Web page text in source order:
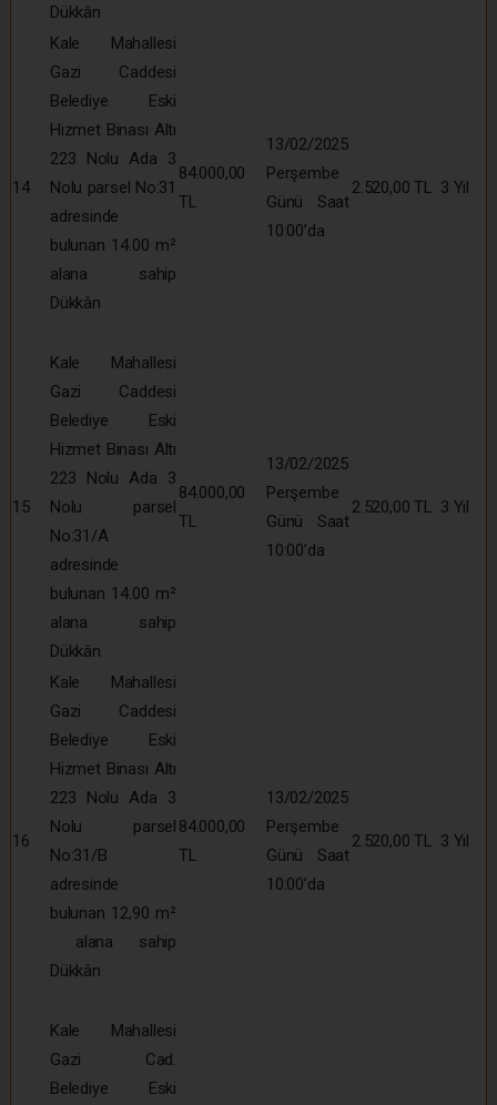
Dükkân
14
Kale Mahallesi
Gazi Caddesi
Belediye Eski
Hizmet Binası Altı
223 Nolu Ada 3
Nolu parsel No:31
adresinde
bulunan 14.00 m²
alana sahip
Dükkân
84.000,00
TL
13/02/2025
Perşembe
Günü Saat
10:00’da
2.520,00 TL 3 Yıl
15
Kale Mahallesi
Gazi Caddesi
Belediye Eski
Hizmet Binası Altı
223 Nolu Ada 3
Nolu parsel
No:31/A
adresinde
bulunan 14.00 m²
alana sahip
Dükkân
84.000,00
TL
13/02/2025
Perşembe
Günü Saat
10:00’da
2.520,00 TL 3 Yıl
16
Kale Mahallesi
Gazi Caddesi
Belediye Eski
Hizmet Binası Altı
223 Nolu Ada 3
Nolu parsel
No:31/B
adresinde
bulunan 12,90 m²
alana sahip
Dükkân
84.000,00
TL
13/02/2025
Perşembe
Günü Saat
10:00’da
2.520,00 TL 3 Yıl
Kale Mahallesi
Gazi Cad.
Belediye Eski